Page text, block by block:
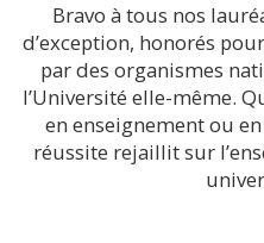
Bravo à tous nos
d’exception, honorés
par des organismes
l’Université elle-même.
en enseignement ou
réussite rejaillit sur